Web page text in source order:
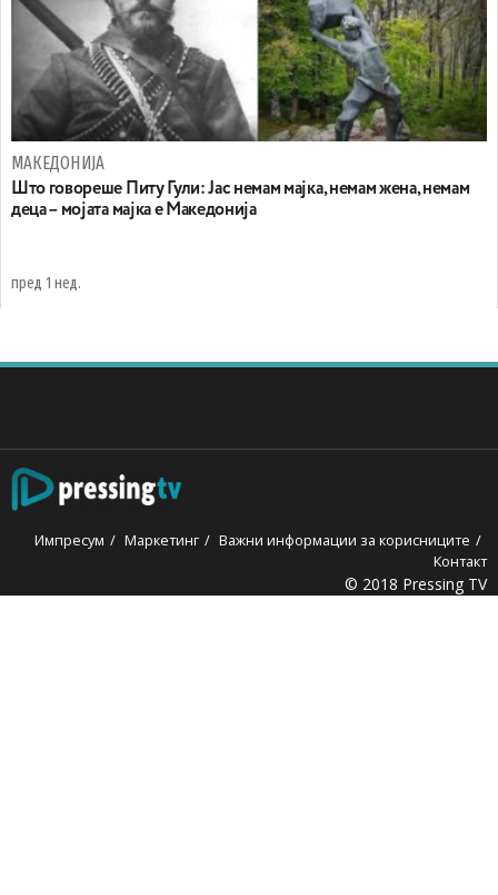
МАКЕДОНИЈА
Што говореше Питу Гули: Јас немам мајка, немам жена, немам
деца – мојата мајка е Македонија
пред 1 нед.
Импресум Маркетинг
Важни информации за корисниците
Контакт
© 2018 Pressing TV